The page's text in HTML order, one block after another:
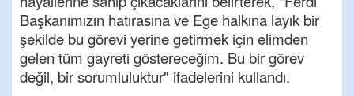
Başkanımızın hatırasına ve Ege halkına layık bir
şekilde bu görevi yerine getirmek için elimden
gelen tüm gayreti göstereceğim. Bu bir görev
değil, bir sorumluluktur" ifadelerini kullandı.